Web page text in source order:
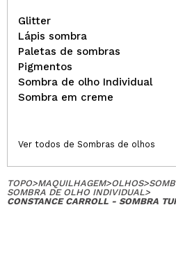
Glitter
Lápis sombra
Paletas de sombras
Pigmentos
Sombra de olho Individual
Sombra em creme
Ver todos de Sombras de olhos
TOPO>MAQUILHAGEM>OLHOS>
SOMBRA DE OLHO INDIVIDUAL>
CONSTANCE CARROLL - SOMBRA